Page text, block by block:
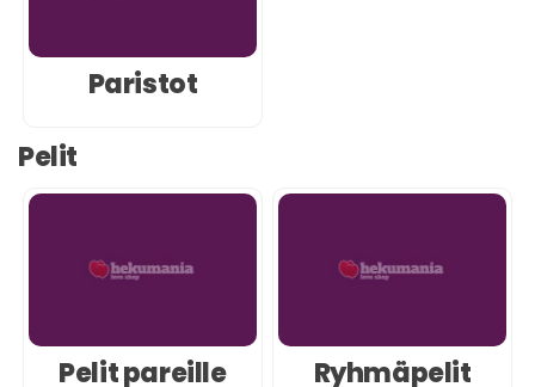
Paristot
Pelit
Pelit pareille Ryhmäpelit